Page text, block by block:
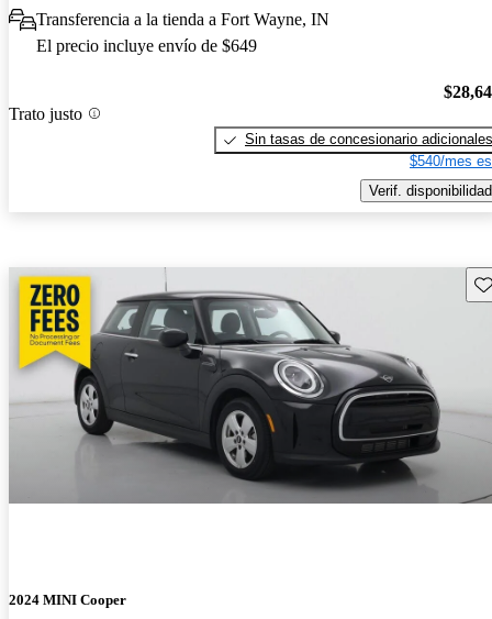
Transferencia a la tienda a Fort Wayne, IN
El precio incluye envío de $649
Trato justo
Sin tasas de concesionario adicionales
$540/mes
Verif. disponibilidad
2024 MINI Cooper